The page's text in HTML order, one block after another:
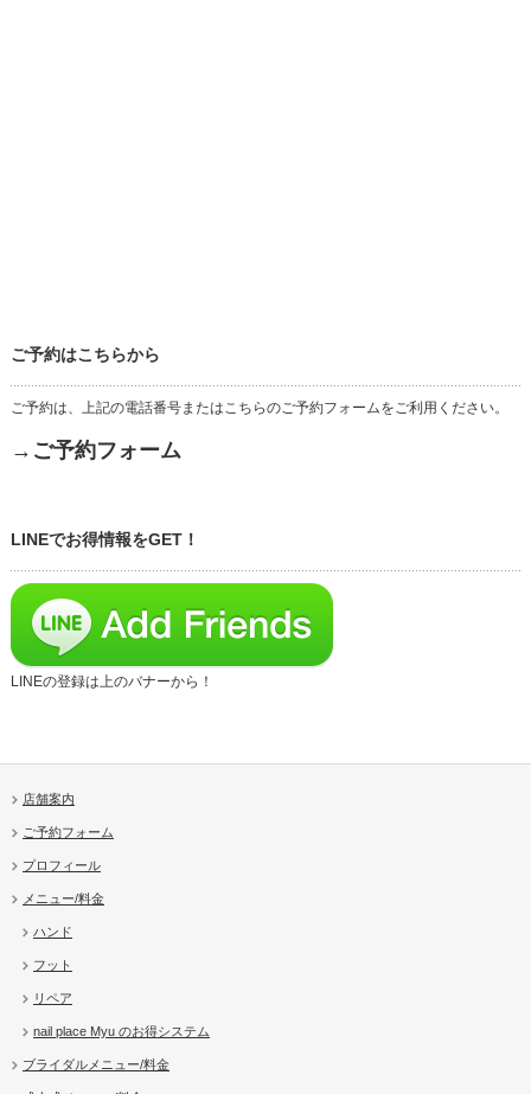
ご予約はこちらから
ご予約は、上記の電話番号またはこちらのご予約フォームをご利用ください。
→ご予約フォーム
LINEでお得情報をGET！
LINEの登録は上のバナーから！
店舗案内
ご予約フォーム
プロフィール
メニュー/料金
ハンド
フット
リペア
nail place Myu のお得システム
ブライダルメニュー/料金